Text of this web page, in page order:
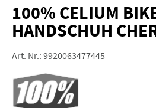
100% CELIUM
HANDSCHUH
Art. Nr.: 9920063477445